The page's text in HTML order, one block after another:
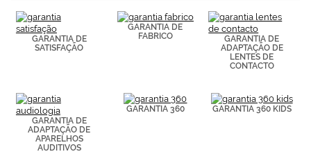
de páginas
visitadas).
Puedes
consultar más
Cookies.
GARANTIA DE
SATISFAÇÃO
GARANTIA DE
FABRICO
GARANTIA DE
ADAPTAÇÃO DE
LENTES DE
CONTACTO
GARANTIA DE
ADAPTAÇÃO DE
APARELHOS
AUDITIVOS
GARANTIA 360 GARANTIA 360 KIDS